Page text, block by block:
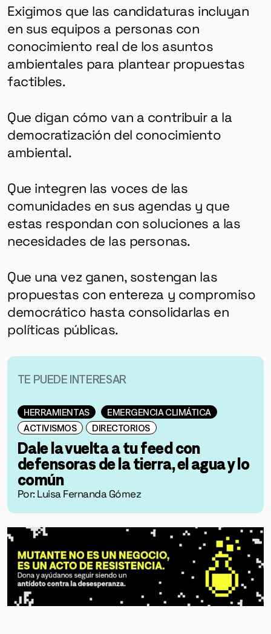
Exigimos que las candidaturas incluyan
en sus equipos a personas con
conocimiento real de los asuntos
ambientales para plantear propuestas
factibles.
Que digan cómo van a contribuir a la
democratización del conocimiento
ambiental.
Que integren las voces de las
comunidades en sus agendas y que
estas respondan con soluciones a las
necesidades de las personas.
Que una vez ganen, sostengan las
propuestas con entereza y compromiso
democrático hasta consolidarlas en
políticas públicas.
TE PUEDE INTERESAR
HERRAMIENTAS
EMERGENCIA CLIMÁTICA
ACTIVISMOS
DIRECTORIOS
Dale la vuelta a tu feed con
defensoras de la tierra, el agua y lo
común
Por: Luisa Fernanda Gómez